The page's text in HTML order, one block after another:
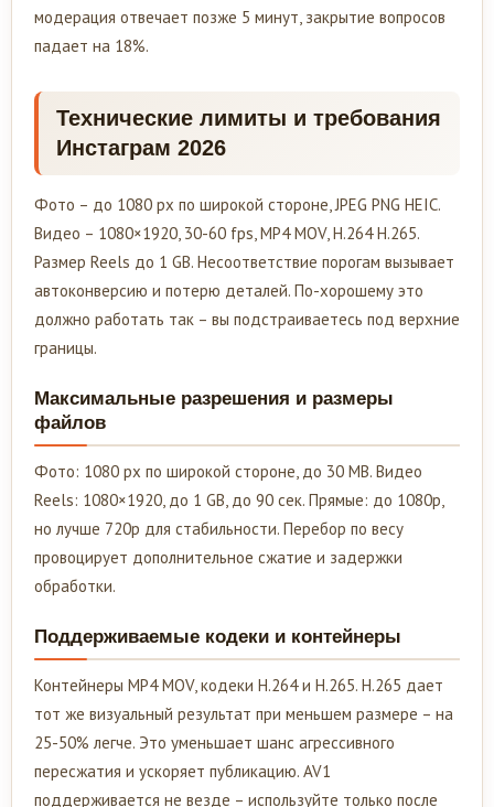
модерация отвечает позже 5 минут, закрытие вопросов
падает на 18%.
Технические лимиты и требования
Инстаграм 2026
Фото – до 1080 px по широкой стороне, JPEG PNG HEIC.
Видео – 1080×1920, 30-60 fps, MP4 MOV, H.264 H.265.
Размер Reels до 1 GB. Несоответствие порогам вызывает
автоконверсию и потерю деталей. По-хорошему это
должно работать так – вы подстраиваетесь под верхние
границы.
Максимальные разрешения и размеры
файлов
Фото: 1080 px по широкой стороне, до 30 MB. Видео
Reels: 1080×1920, до 1 GB, до 90 сек. Прямые: до 1080p,
но лучше 720p для стабильности. Перебор по весу
провоцирует дополнительное сжатие и задержки
обработки.
Поддерживаемые кодеки и контейнеры
Контейнеры MP4 MOV, кодеки H.264 и H.265. H.265 дает
тот же визуальный результат при меньшем размере – на
25-50% легче. Это уменьшает шанс агрессивного
пересжатия и ускоряет публикацию. AV1
поддерживается не везде – используйте только после